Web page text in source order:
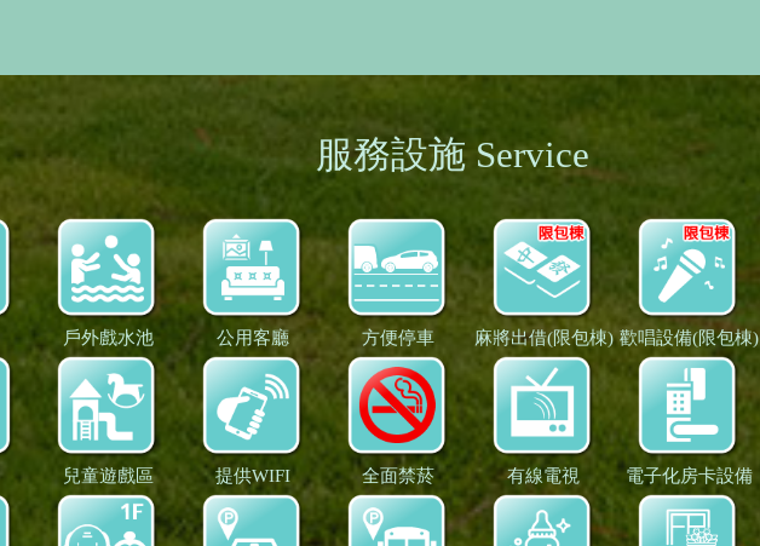
服務設施 Service
戶外戲水池 公用客廳 方便停車 麻將出借(限包棟) 歡唱設備(限包棟)
兒童遊戲區 提供WIFI 全面禁菸 有線電視 電子化房卡設備